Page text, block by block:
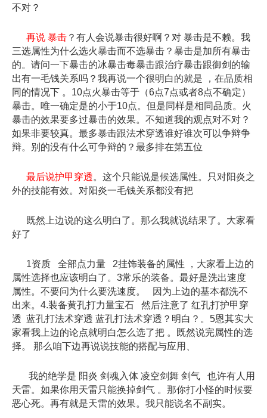
不对？
再说 暴击 ？有人会说暴击很好啊？对 暴击是不赖。我
三选属性为什么选火暴击而不选暴击？暴击是加所有暴击
的。请问一下暴击的冰暴击毒暴击跟治疗暴击跟御剑的输
出有一毛钱关系吗？我再说一个很明白的就是 ，在品质相
同的情况下 。10点火暴击等于（6点7点或者8点不确定）
暴击。唯一确定是的小于10点。但是同样是相同品质。火
暴击的效果要多过暴击的效果。不知道我的观点对不对？
如果非要较真。最多暴击跟法术穿透谁好谁次可以争辩争
辩。别的没有什么可争辩的？最多排在第五位
最后说护甲穿透。这个只能说是候选属性。只对阳炎之
外的技能有效。对阳炎一毛钱关系都没有把
既然上边说的这么明白了。那么我就说结果了。大家看
好了
1资质 全部点力量 2挂饰装备的属性 ，大家看上边的
属性选择也应该明白了。3常乐的装备。最好是洗出速度
属性。不要问为什么要洗速度。 因为上边的基本都洗不
出来。4.装备黄孔打力量宝石 然后注意了 红孔打护甲穿
透 蓝孔打法术穿透 蓝孔打法术穿透？明白？。5恩其实大
家看我上边的论点就明白怎么选了把 。既然说完属性的选
择。 那么咱下边再说说技能的搭配与应用、
我的绝学是 阳炎 剑魂入体 凌空剑舞 剑气 也许有人用
天雷。如果你用天雷只能换掉剑气 。那你打小怪的时候要
恶心死。再有就是天雷的效果。我只能说名不副实。